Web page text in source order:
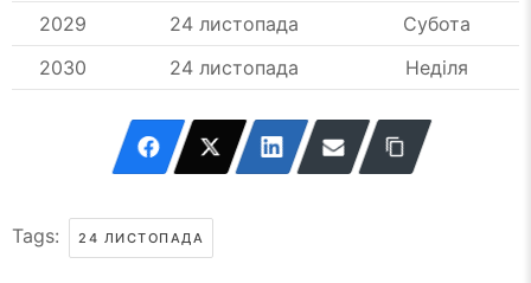
2029
24 листопада
Субота
2030
24 листопада Неділя
Tags: 24 ЛИСТОПАДА